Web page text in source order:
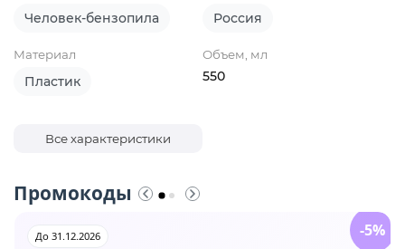
Человек-бензопила Россия
Материал
Пластик
Объем, мл
550
Все характеристики
Промокоды
До 31.12.2026 -5%